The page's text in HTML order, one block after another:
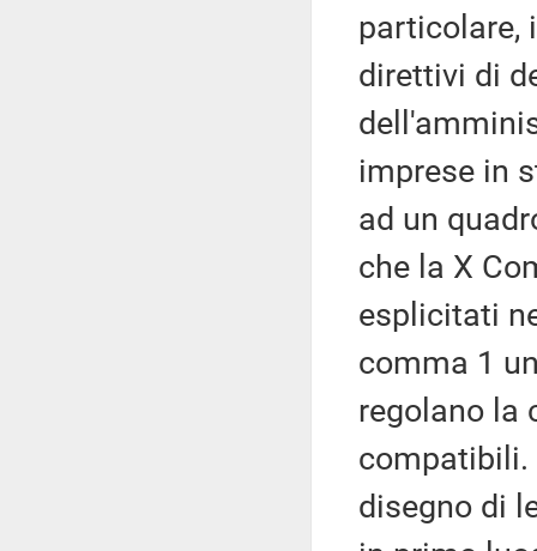
particolare,
direttivi di
imprese in
ad un
che la X
esplicitati
comma 1
regolano la
compatibili.
disegno di